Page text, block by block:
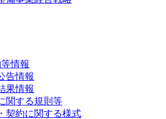
情報
告情報
果情報
関する規則等
契約に関する様式